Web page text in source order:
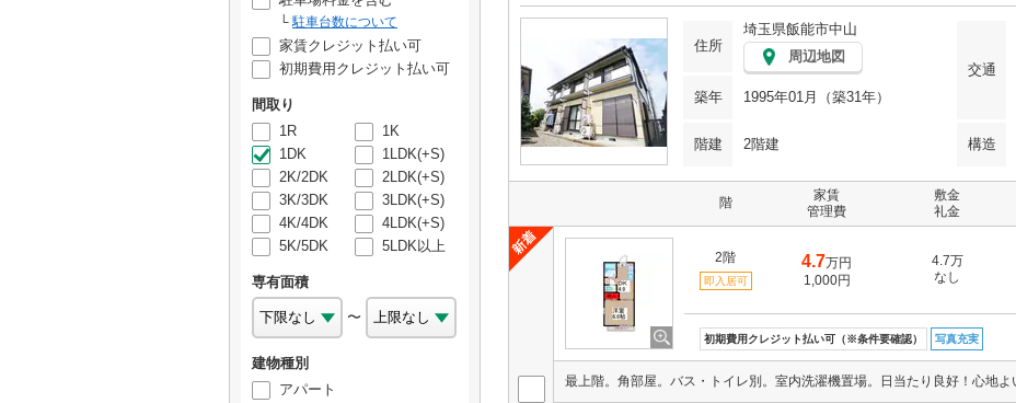
駐車台数について
家賃クレジット払い可
初期費用クレジット払い可
間取り
1R
1K
1DK
1LDK(+S)
2K/2DK
2LDK(+S)
3K/3DK
3LDK(+S)
4K/4DK
4LDK(+S)
5K/5DK
5LDK以上
専有面積
〜
建物種別
アパート
住所
埼玉県飯能市中山
周辺地図
交通
築年 1995年01月（築31年）
階建 2階建 構造
階
家賃
管理費
敷金
礼金
2階
即入居可
4.7万円
1,000円
4.7万
なし
初期費用クレジット払い可（※条件要確認） 写真充実